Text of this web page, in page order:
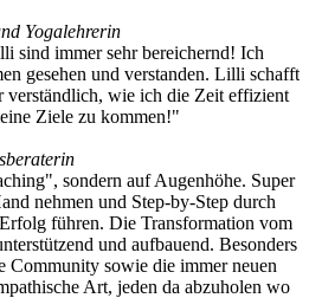
Yogalehrerin
sind immer sehr bereichernd! Ich
gesehen und verstanden. Lilli schafft
verständlich, wie ich die Zeit effizient
Ziele zu kommen!"
sondern auf Augenhöhe. Super
nehmen und Step-by-Step durch
führen. Die Transformation vom
und aufbauend. Besonders
Community sowie die immer neuen
Art, jeden da abzuholen wo